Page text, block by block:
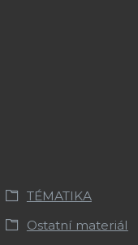
TÉMATIKA
Ostatní materiál